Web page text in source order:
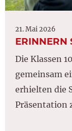
21. Mai 2026
ERINNERN
Die Klassen
gemeinsam
erhielten die
Präsentation